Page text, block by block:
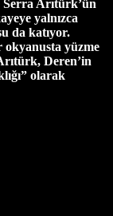
Arıtürk’ün
yalnızca
da katıyor.
yüzme
Deren’in
olarak